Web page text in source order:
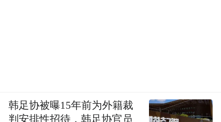
韩足协被曝15年前为外籍裁
判安排性招待，韩足协官员